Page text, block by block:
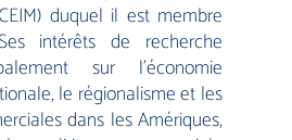
duquel il est membre
intérêts de recherche
sur l’économie
le régionalisme et les
dans les Amériques,